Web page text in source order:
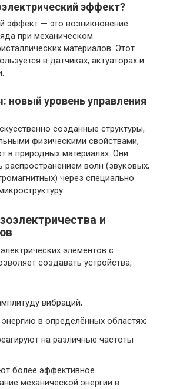
эффект?
эффект — это возникновение
при механическом
материалов. Этот
в датчиках, актуаторах и
новый уровень управления
созданные структуры,
физическими свойствами,
в природных материалах. Они
распространением волн (звуковых,
через специально
и
элементов с
создавать устройства,
вибраций;
в определённых областях;
на различные частоты
более эффективное
механической энергии в